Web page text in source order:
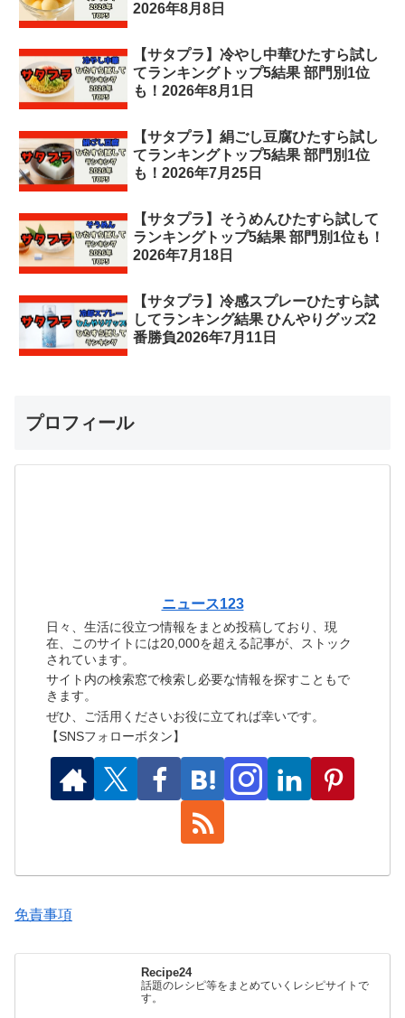
2026年8月8日
【サタプラ】冷やし中華ひたすら試し
てランキングトップ5結果 部門別1位
も！2026年8月1日
【サタプラ】絹ごし豆腐ひたすら試し
てランキングトップ5結果 部門別1位
も！2026年7月25日
【サタプラ】そうめんひたすら試して
ランキングトップ5結果 部門別1位も！
2026年7月18日
【サタプラ】冷感スプレーひたすら試
してランキング結果 ひんやりグッズ2
番勝負2026年7月11日
プロフィール
ニュース123
日々、生活に役立つ情報をまとめ投稿しており、現
在、このサイトには20,000を超える記事が、ストック
されています。
サイト内の検索窓で検索し必要な情報を探すこともで
きます。
ぜひ、ご活用くださいお役に立てれば幸いです。
【SNSフォローボタン】
免責事項
Recipe24
話題のレシピ等をまとめていくレシピサイトで
す。